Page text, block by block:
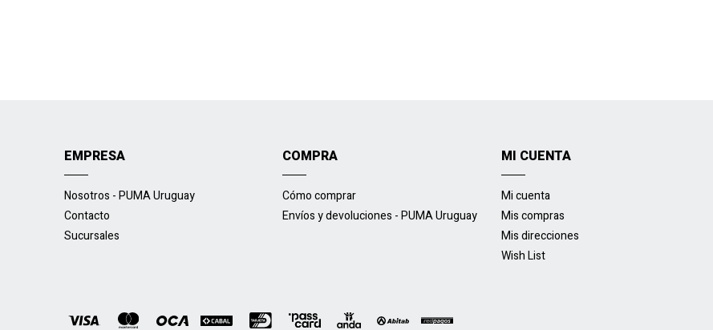
EMPRESA
Nosotros - PUMA Uruguay
Contacto
Sucursales
COMPRA
Cómo comprar
Envíos y devoluciones - PUMA Uruguay
MI CUENTA
Mi cuenta
Mis compras
Mis direcciones
Wish List